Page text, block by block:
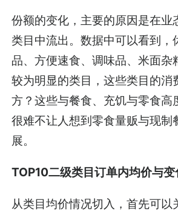
份额的变化，主要的原因是在业
类目中流出。数据中可以看到，
品、方便速食、调味品、米面杂
较为明显的类目，这些类目的消
方？这些与餐食、充饥与零食高
很难不让人想到零食量贩与现制
展。
TOP10二级类目订单内均价与变
从类目均价情况切入，首先可以